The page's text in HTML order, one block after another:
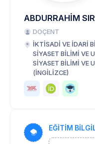
ABDURRAHİM
DOÇENT
İKTİSADİ VE İDARİ
SİYASET BİLİMİ VE
SİYASET BİLİMİ VE
(İNGİLİZCE)
EĞİTİM